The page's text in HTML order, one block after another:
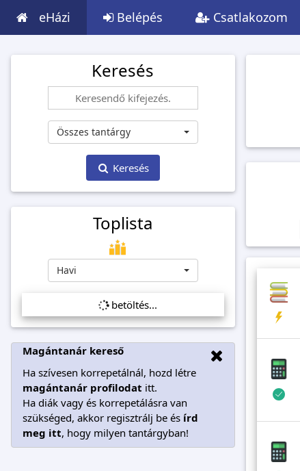
eHázi Belépés Csatlakozom
Keresés
Összes tantárgy
Keresés
Toplista
Havi
betöltés...
Magántanár kereső
Ha szívesen korrepetálnál, hozd létre
magántanár profilodat itt.
Ha diák vagy és korrepetálásra van
szükséged, akkor regisztrálj be és írd
meg itt, hogy milyen tantárgyban!